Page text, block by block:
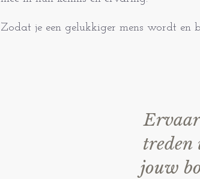
Zodat je een gelukkiger mens wordt en
treden
jouw